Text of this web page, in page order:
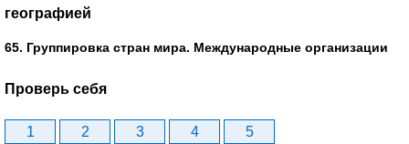
географией
65. Группировка стран мира. Международные организации
Проверь себя
1 2 3 4 5